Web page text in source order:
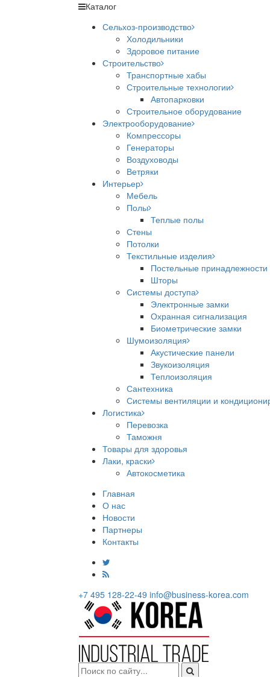
Каталог
Сельхоз-производство
Холодильники
Здоровое питание
Строительство
Транспортные хабы
Строительные технологии
Автопарковки
Строительное оборудование
Электрооборудование
Компрессоры
Генераторы
Воздуховоды
Ветряки
Интерьер
Мебель
Полы
Теплые полы
Стены
Потолки
Текстильные изделия
Постельные принадлежности
Шторы
Системы доступа
Электронные замки
Охранная сигнализация
Биометрические замки
Шумоизоляция
Акустические панели
Звукоизоляция
Теплоизоляция
Сантехника
Системы вентиляции и
Логистика
Перевозка
Таможня
Товары для здоровья
Лаки, краски
Автокосметика
Главная
О нас
Новости
Партнеры
Контакты
+7 495 128-22-49 info@business-korea.com